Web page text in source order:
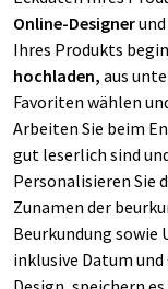
Online-Designer
Ihres Produkts
hochladen, aus
Favoriten wählen
Arbeiten Sie beim
gut leserlich sind
Personalisieren Sie
Zunamen der
Beurkundung sowie
inklusive Datum